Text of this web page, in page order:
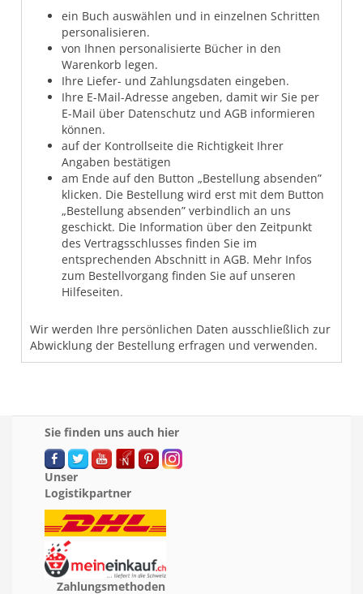
ein Buch auswählen und in einzelnen Schritten
personalisieren.
von Ihnen personalisierte Bücher in den
Warenkorb legen.
Ihre Liefer- und Zahlungsdaten eingeben.
Ihre E-Mail-Adresse angeben, damit wir Sie per
E-Mail über Datenschutz und AGB informieren
können.
auf der Kontrollseite die Richtigkeit Ihrer
Angaben bestätigen
am Ende auf den Button „Bestellung absenden”
klicken. Die Bestellung wird erst mit dem Button
„Bestellung absenden” verbindlich an uns
geschickt. Die Information über den Zeitpunkt
des Vertragsschlusses finden Sie im
entsprechenden Abschnitt in AGB. Mehr Infos
zum Bestellvorgang finden Sie auf unseren
Hilfeseiten.
Wir werden Ihre persönlichen Daten ausschließlich zur
Abwicklung der Bestellung erfragen und verwenden.
Sie finden uns auch hier
Unser
Logistikpartner
Zahlungsmethoden